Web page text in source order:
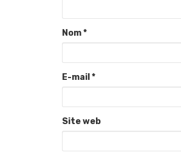
Nom*
E-mail *
Site web